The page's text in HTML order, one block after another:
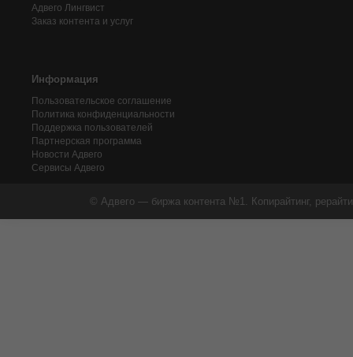
Адвего Лингвист
Заказ контента и услуг
Информация
Пользовательское соглашение
Политика конфиденциальности
Поддержка пользователей
Партнерская программа
Новости Адвего
Сервисы Адвего
© Адвего — биржа контента №1. Копирайтинг,